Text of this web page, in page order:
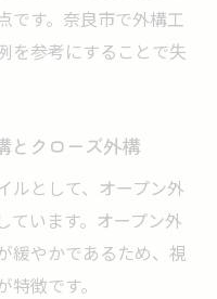
です。奈良市で外構工
を参考にすることで失
とクローズ外構
ルとして、オープン外
ています。オープン外
緩やかであるため、視
徴です。